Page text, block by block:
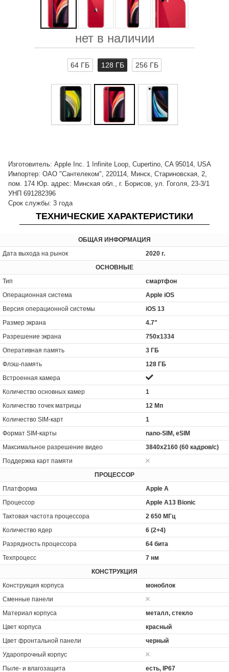
нет в наличии
64 ГБ 128 ГБ 256 ГБ
Изготовитель: Apple Inc. 1 Infinite Loop, Cupertino, CA 95014, USA
Импортер: ОАО "Сантелеком", 220114, Минск, Стариновская, 2,
пом. 174 Юр. адрес: Минская обл., г. Борисов, ул. Гоголя, 23-3/1
УНП 691282396
Срок службы: 3 года
ТЕХНИЧЕСКИЕ ХАРАКТЕРИСТИКИ
ОБЩАЯ ИНФОРМАЦИЯ
Дата выхода на рынок
2020 г.
ОСНОВНЫЕ
Тип
смартфон
Операционная система
Apple iOS
Версия операционной системы
iOS 13
Размер экрана
4.7"
Разрешение экрана
750x1334
Оперативная память
3 ГБ
Флэш-память
128 ГБ
Встроенная камера
Количество основных камер
1
Количество точек матрицы
12 Мп
Количество SIM-карт
1
Формат SIM-карты
nano-SIM, eSIM
Максимальное разрешение видео
3840x2160 (60 кадров/с)
Поддержка карт памяти
ПРОЦЕССОР
Платформа
Apple A
Процессор
Apple A13 Bionic
Тактовая частота процессора
2 650 МГц
Количество ядер
6 (2+4)
Разрядность процессора
64 бита
Техпроцесс
7 нм
КОНСТРУКЦИЯ
Конструкция корпуса
моноблок
Сменные панели
Материал корпуса
металл, стекло
Цвет корпуса
красный
Цвет фронтальной панели
черный
Ударопрочный корпус
Пыле- и влагозащита
есть, IP67